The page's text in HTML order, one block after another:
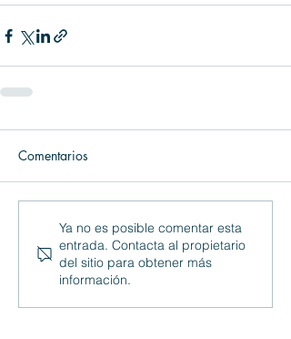
Comentarios
Ya no es posible comentar esta
entrada. Contacta al propietario
del sitio para obtener más
información.